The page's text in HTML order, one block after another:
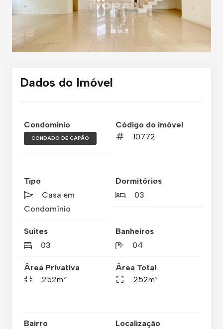
Dados do Imóvel
Condomínio
CONDADO DE CAPÃO
Código do imóvel
10772
Tipo
Casa em
Condomínio
Dormitórios
03
Suítes
03
Banheiros
04
Área Privativa
252m²
Área Total
252m²
Bairro
Localização